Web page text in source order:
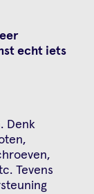
echt iets
Denk
Tevens